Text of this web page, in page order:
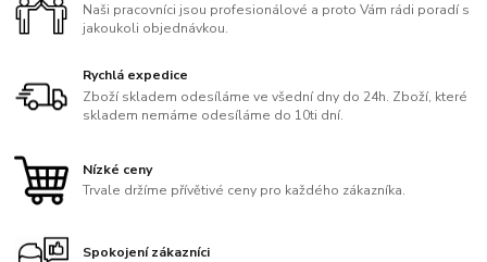
Naši pracovníci jsou profesionálové a proto Vám rádi poradí s
jakoukoli objednávkou.
Rychlá expedice
Zboží skladem odesíláme ve všední dny do 24h. Zboží, které
skladem nemáme odesíláme do 10ti dní.
Nízké ceny
Trvale držíme přívětivé ceny pro každého zákazníka.
Spokojení zákazníci